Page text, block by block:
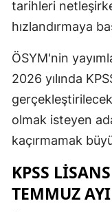
tarihleri
hızlandırmaya
ÖSYM'nin
2026 yılında
olmak isteyen
kaçırmamak
KPSS
TEMMUZ